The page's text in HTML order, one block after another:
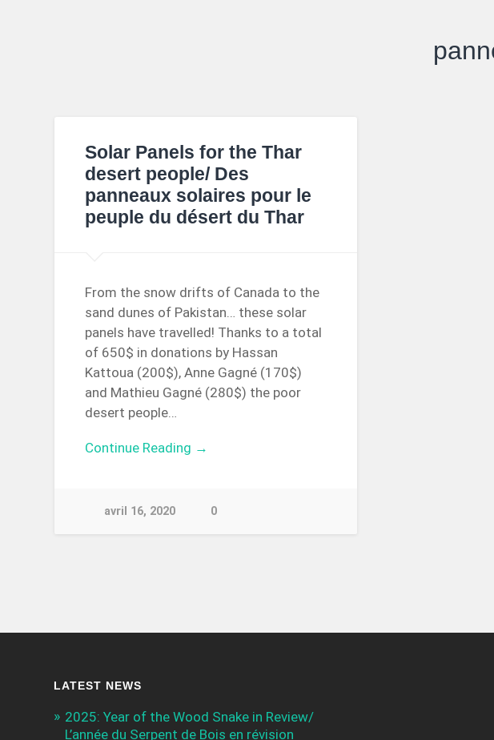
Solar Panels for the Thar
desert people/ Des
panneaux solaires pour le
peuple du désert du Thar
From the snow drifts of Canada to the
sand dunes of Pakistan… these solar
panels have travelled! Thanks to a total
of 650$ in donations by Hassan
Kattoua (200$), Anne Gagné (170$)
and Mathieu Gagné (280$) the poor
desert people…
Continue Reading →
avril 16, 2020 0
LATEST NEWS
2025: Year of the Wood Snake in Review/
L’année du Serpent de Bois en révision